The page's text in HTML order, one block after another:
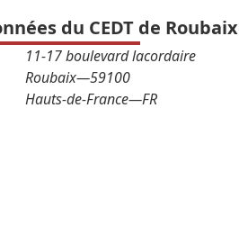
du CEDT de Roubaix
11-17 boulevard lacordaire
Roubaix—59100
Hauts-de-France—FR